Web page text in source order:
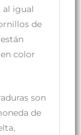
al igual
de
color
son
de